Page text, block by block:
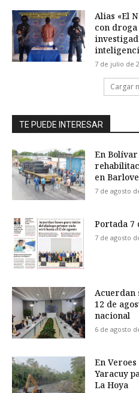
Alias «El
con
7 de julio de
Cargar
TE PUEDE INTERESAR
En
en
7 de agosto
Portada 7
7 de agosto
Acuerdan
12 de
nacional
6 de agosto
En
Yaracuy
La Hoya